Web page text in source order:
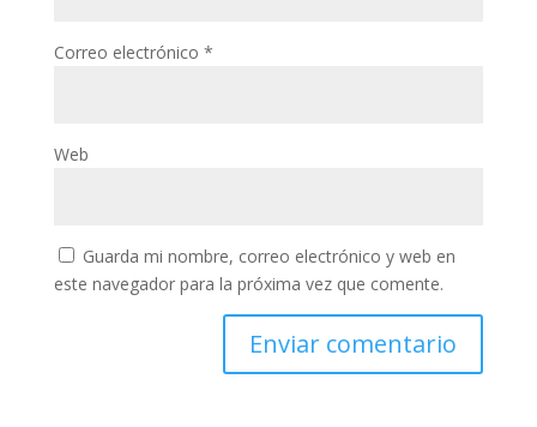
Correo electrónico *
Web
Guarda mi nombre, correo electrónico y web en
este navegador para la próxima vez que comente.